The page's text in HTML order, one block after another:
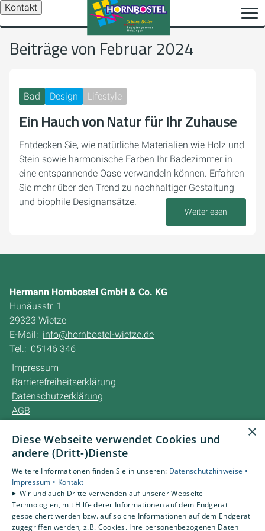
Kontakt
Beiträge von Februar 2024
Bad Design Lifestyle
Ein Hauch von Natur für Ihr Zuhause
Entdecken Sie, wie natürliche Materialien wie Holz und
Stein sowie harmonische Farben Ihr Badezimmer in
eine entspannende Oase verwandeln können. Erfahren
Sie mehr über den Trend zu nachhaltiger Gestaltung
und biophile Designansätze.
Weiterlesen
Hermann Hornbostel GmbH & Co. KG
Hunäusstr. 1
29323 Wietze
E-Mail: info@hornbostel-wietze.de
Tel.: 05146 346
Impressum
Barrierefreiheitserklärung
Datenschutzerklärung
AGB
Unsere Bereiche
Privatkunden
Karriere
Unternehmen
Kontakt
×
Diese Webseite verwendet Cookies und
andere (Dritt-)Dienste
Weitere Informationen finden Sie in unseren: Datenschutzhinweise •
Impressum • Kontakt
Wir und auch Dritte verwenden auf unserer Webseite
Technologien, mit Hilfe derer Informationen auf dem Endgerät
gespeichert werden bzw. auf solche Informationen auf dem Endgerät
zugegriffen werden, z.B. Cookies. Ihre personenbezogenen Daten